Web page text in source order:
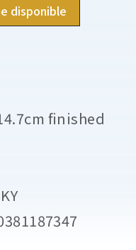
disponible
finished